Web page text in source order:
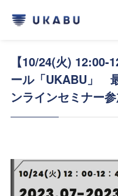
【10/24(火)
ール「UKABU」
ンラインセミナー